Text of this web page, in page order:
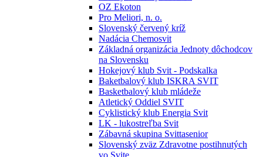
OZ Ekoton
Pro Meliori, n. o.
Slovenský červený kríž
Nadácia Chemosvit
Základná organizácia Jednoty dôchodcov
na Slovensku
Hokejový klub Svit - Podskalka
Baketbalový klub ISKRA SVIT
Basketbalový klub mládeže
Atletický Oddiel SVIT
Cyklistický klub Energia Svit
LK - lukostreľba Svit
Zábavná skupina Svittasenior
Slovenský zväz Zdravotne postihnutých
vo Svite